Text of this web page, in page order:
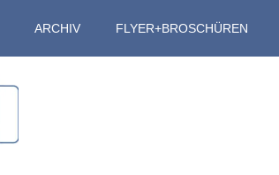
ARCHIV FLYER+BROSCHÜREN